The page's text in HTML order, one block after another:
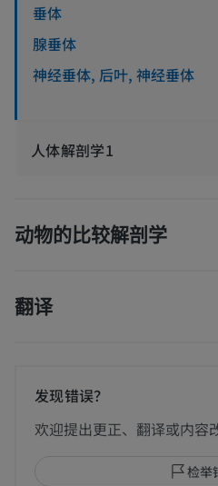
垂体
腺垂体
神经垂体, 后叶, 神经垂体
人体解剖学1
动物的比较解剖学
翻译
发现错误？
欢迎提出更正、翻译或内容
检举